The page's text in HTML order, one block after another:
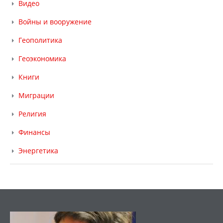
Видео
Войны и вооружение
Геополитика
Геоэкономика
Книги
Миграции
Религия
Финансы
Энергетика